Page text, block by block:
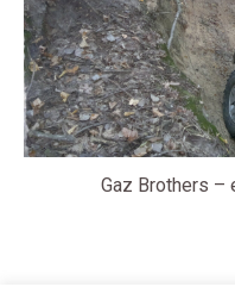
Gaz Brothers –